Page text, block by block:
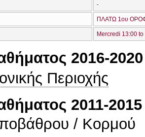
-
ΠΛΑΤΩ 1ου
Mercredi 13:00
2016-2020
Περιοχής
2011-2015
/ Κορμού